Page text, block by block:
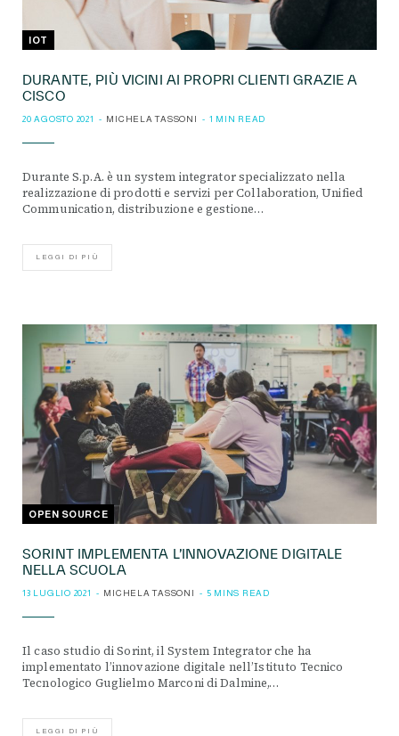
IOT
DURANTE, PIÙ VICINI AI PROPRI CLIENTI GRAZIE A
CISCO
20 AGOSTO 2021 MICHELA TASSONI 1 MIN READ
Durante S.p.A. è un system integrator specializzato nella
realizzazione di prodotti e servizi per Collaboration, Unified
Communication, distribuzione e gestione…
LEGGI DI PIÙ
OPEN SOURCE
SORINT IMPLEMENTA L’INNOVAZIONE DIGITALE
NELLA SCUOLA
13 LUGLIO 2021 MICHELA TASSONI 5 MINS READ
Il caso studio di Sorint, il System Integrator che ha
implementato l’innovazione digitale nell’Istituto Tecnico
Tecnologico Guglielmo Marconi di Dalmine,…
LEGGI DI PIÙ